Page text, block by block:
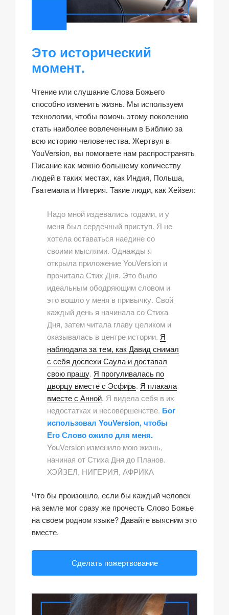
Это исторический
момент.
Чтение или слушание Слова Божьего
способно изменить жизнь. Мы используем
технологии, чтобы помочь этому поколению
стать наиболее вовлеченным в Библию за
всю историю человечества. Жертвуя в
YouVersion, вы помогаете нам распространять
Писание как можно большему количеству
людей в таких местах, как Индия, Польша,
Гватемала и Нигерия. Такие люди, как Хейзел:
Надо мной издевались годами, и у
меня был сердечный приступ. Я не
хотела оставаться наедине со
своими мыслями. Однажды я
открыла приложение YouVersion и
прочитала Стих Дня. Это было
идеальным ободряющим словом и
это вошло у меня в привычку. Свой
каждый день я начинала со Стиха
Дня, затем читала главу целиком и
оказывалась в центре истории. Я
наблюдала за тем, как Давид снимал
с себя доспехи Саула и доставал
свою пращу. Я прогуливалась по
дворцу вместе с Эсфирь. Я плакала
вместе с Анной. Я видела себя в их
недостатках и несовершенстве. Бог
использовал YouVersion, чтобы
Его Слово ожило для меня.
YouVersion изменило мою жизнь,
начиная от Стиха Дня до Планов.
ХЭЙЗЕЛ, НИГЕРИЯ, АФРИКА
Что бы произошло, если бы каждый человек
на земле мог сразу же прочесть Слово Божье
на своем родном языке? Давайте выясним это
вместе.
Сделать пожертвование